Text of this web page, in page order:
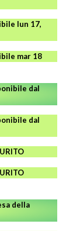
lun 17,
mar 18
dal
dal
della